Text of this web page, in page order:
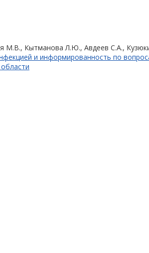
М.В., Кытманова Л.Ю., Авдеев С.А.,
и информированность по